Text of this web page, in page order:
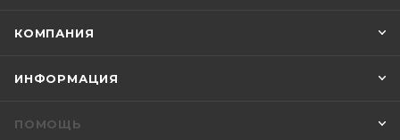
КОМПАНИЯ
ИНФОРМАЦИЯ
ПОМОЩЬ